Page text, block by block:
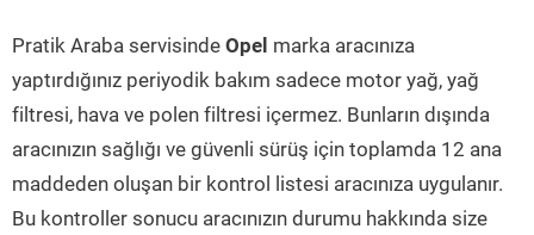
Pratik Araba servisinde Opel marka aracınıza
yaptırdığınız periyodik bakım sadece motor yağ, yağ
filtresi, hava ve polen filtresi içermez. Bunların dışında
aracınızın sağlığı ve güvenli sürüş için toplamda 12 ana
maddeden oluşan bir kontrol listesi aracınıza uygulanır.
Bu kontroller sonucu aracınızın durumu hakkında size